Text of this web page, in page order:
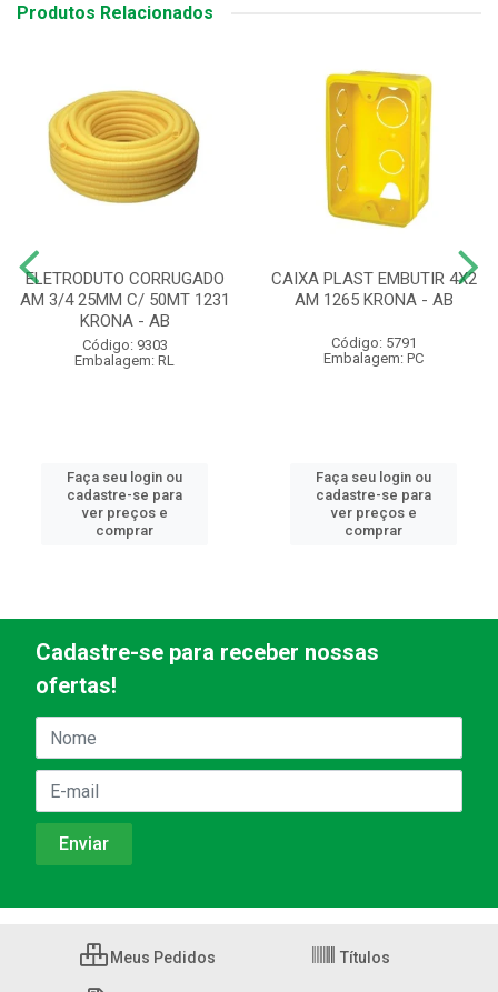
Produtos Relacionados
ELETRODUTO CORRUGADO
AM 3/4 25MM C/ 50MT 1231
KRONA - AB
Código: 9303
Embalagem: RL
Faça seu login ou
cadastre-se para
ver preços e
comprar
CAIXA PLAST EMBUTIR 4X2
AM 1265 KRONA - AB
Código: 5791
Embalagem: PC
Faça seu login ou
cadastre-se para
ver preços e
comprar
Cadastre-se para receber nossas
ofertas!
Meus Pedidos Títulos